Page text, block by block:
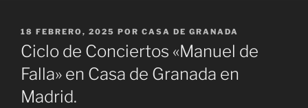
PUBLICADO
EL
18 FEBRERO, 2025 POR CASA DE GRANADA
Ciclo de Conciertos «Manuel de
Falla» en Casa de Granada en
Madrid.